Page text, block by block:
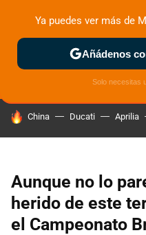
ZONA DE PRUEBAS
HOY SE HABLA DE
China Ducati Aprilia
Aunque no lo
herido de este
el Campeonato
Ya puedes ver más de
Añádenos
Solo necesitas